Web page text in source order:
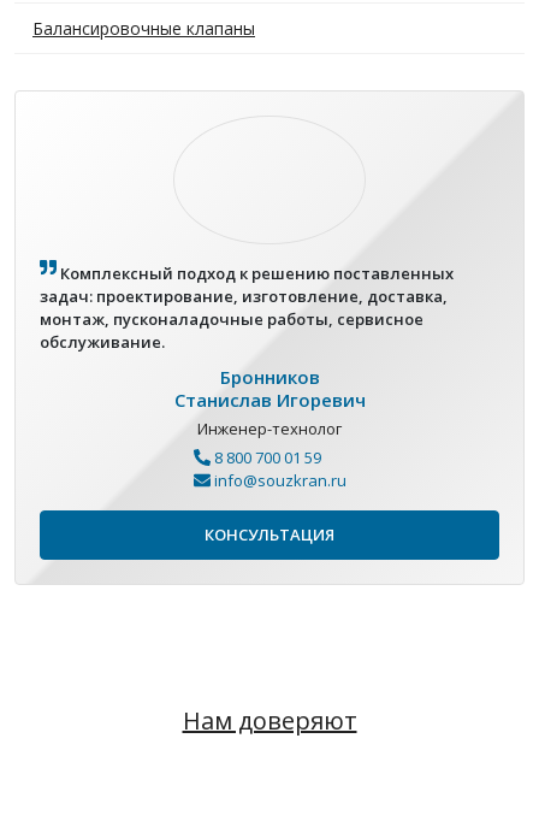
Балансировочные клапаны
Комплексный подход к решению поставленных
задач: проектирование, изготовление, доставка,
монтаж, пусконаладочные работы, сервисное
обслуживание.
Бронников
Станислав Игоревич
Инженер-технолог
8 800 700 01 59
info@souzkran.ru
КОНСУЛЬТАЦИЯ
Нам доверяют